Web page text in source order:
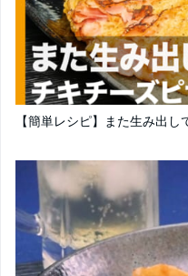
【簡単レシピ】また生み出